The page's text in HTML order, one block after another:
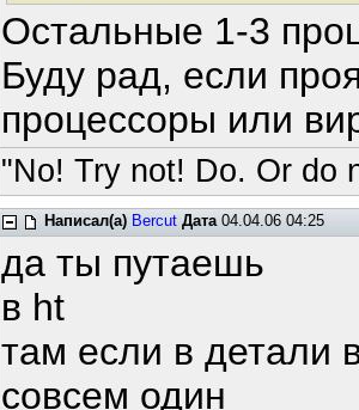
Остальные 1-3
Буду рад, если
процессоры или
"No! Try not! Do. Or do
Написал(а) Bercut Дата04.04.06 04:25
да ты путаешь
в ht
там если в детали
совсем один